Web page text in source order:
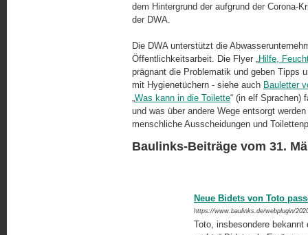
dem Hintergrund der aufgrund der Corona-
der DWA.
Die DWA unterstützt die
Öffentlichkeitsarbeit. Die Flyer „Hilfe,
prägnant die Problematik und geben Tipps
mit Hygienetüchern - siehe auch Bauletter
„Was kann in die Toilette“ (in elf Sprachen)
und was über andere Wege entsorgt
menschliche Ausscheidungen und
Baulinks-Beiträge vom 31.
Neue Bidets von Toto
https://www.baulinks.de/webplugin/
Toto, insbesondere